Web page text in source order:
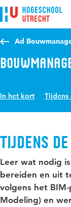
Direct naar de
Direct naar de
Direct naar de
Ad
In het kort
Tijdens
Leer wat nodig
bereiden en uit
volgens het
Modeling) en